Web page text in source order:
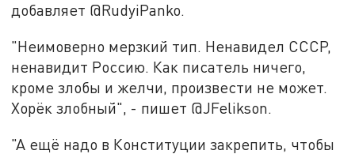
добавляет @RudyiPanko.
"Неимоверно мерзкий тип. Ненавидел СССР,
ненавидит Россию. Как писатель ничего,
кроме злобы и желчи, произвести не может.
Хорёк злобный", - пишет @JFelikson.
"А ещё надо в Конституции закрепить, чтобы